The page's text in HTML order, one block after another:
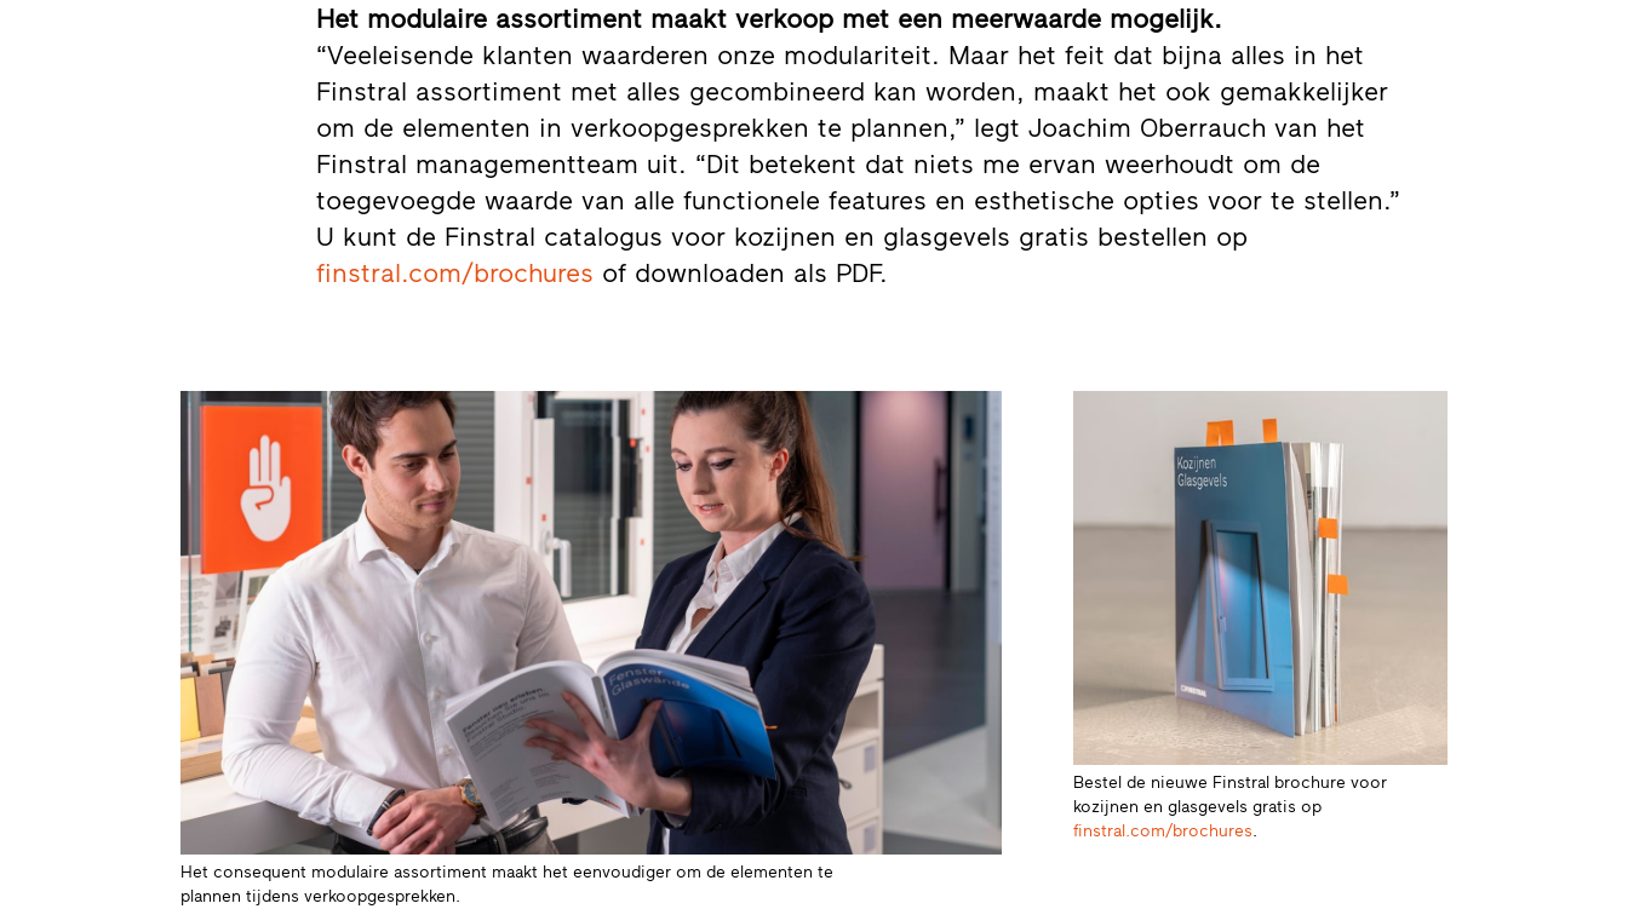
Het modulaire assortiment maakt verkoop met een meerwaarde mogelijk.
“Veeleisende klanten waarderen onze modulariteit. Maar het feit dat bijna alles in het
Finstral assortiment met alles gecombineerd kan worden, maakt het ook gemakkelijker
om de elementen in verkoopgesprekken te plannen,” legt Joachim Oberrauch van het
Finstral managementteam uit. “Dit betekent dat niets me ervan weerhoudt om de
toegevoegde waarde van alle functionele features en esthetische opties voor te stellen.”
U kunt de Finstral catalogus voor kozijnen en glasgevels gratis bestellen op
finstral.com/brochures of downloaden als PDF.
Het consequent modulaire assortiment maakt het eenvoudiger om de elementen te
plannen tijdens verkoopgesprekken.
Bestel de nieuwe Finstral brochure voor
kozijnen en glasgevels gratis op
finstral.com/brochures.